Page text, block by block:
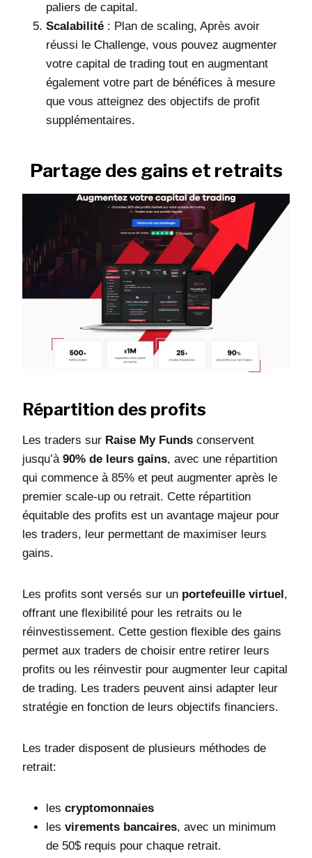
paliers de capital.
Scalabilité : Plan de scaling, Après avoir
réussi le Challenge, vous pouvez augmenter
votre capital de trading tout en augmentant
également votre part de bénéfices à mesure
que vous atteignez des objectifs de profit
supplémentaires.
Partage des gains et retraits
Répartition des profits
Les traders sur Raise My Funds conservent
jusqu’à 90% de leurs gains, avec une répartition
qui commence à 85% et peut augmenter après le
premier scale-up ou retrait. Cette répartition
équitable des profits est un avantage majeur pour
les traders, leur permettant de maximiser leurs
gains.
Les profits sont versés sur un portefeuille virtuel,
offrant une flexibilité pour les retraits ou le
réinvestissement. Cette gestion flexible des gains
permet aux traders de choisir entre retirer leurs
profits ou les réinvestir pour augmenter leur capital
de trading. Les traders peuvent ainsi adapter leur
stratégie en fonction de leurs objectifs financiers.
Les trader disposent de plusieurs méthodes de
retrait:
les cryptomonnaies
les virements bancaires, avec un minimum
de 50$ requis pour chaque retrait.